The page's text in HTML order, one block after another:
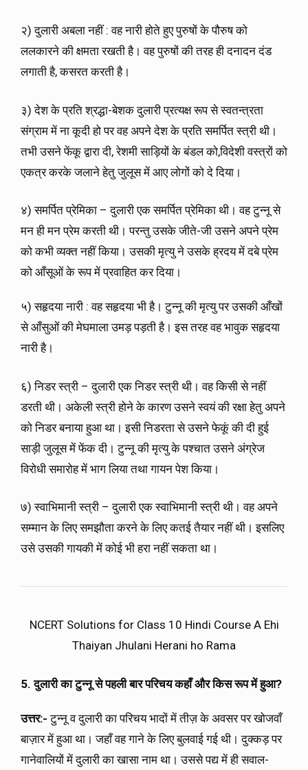
२) दुलारी अबला नहीं : वह नारी होते हुए पुरुषों के पौरुष को
ललकारने की क्षमता रखती है। वह पुरुषों की तरह ही दनादन दंड
लगाती है, कसरत करती है।
३) देश के प्रति श्रद्धा-बेशक दुलारी प्रत्यक्ष रूप से स्वतन्त्रता
संग्राम में ना कूदी हो पर वह अपने देश के प्रति समर्पित स्त्री थी।
तभी उसने फेंकू द्वारा दी, रेशमी साड़ियों के बंडल को,विदेशी वस्त्रों को
एकत्र करके जलाने हेतु जुलूस में आए लोगों को दे दिया।
४) समर्पित प्रेमिका – दुलारी एक समर्पित प्रेमिका थी। वह टुन्नू से
मन ही मन प्रेम करती थी। परन्तु उसके जीते-जी उसने अपने प्रेम
को कभी व्यक्त नहीं किया। उसकी मृत्यु ने उसके ह्रदय में दबे प्रेम
को आँसूओं के रूप में प्रवाहित कर दिया।
५) सहृदया नारी : वह सहृदया भी है। टुन्नू की मृत्यु पर उसकी आँखों
से आँसुओं की मेघमाला उमड़ पड़ती है। इस तरह वह भावुक सहृदया
नारी है।
६) निडर स्त्री – दुलारी एक निडर स्त्री थी। वह किसी से नहीं
डरती थी। अकेली स्त्री होने के कारण उसने स्वयं की रक्षा हेतु अपने
को निडर बनाया हुआ था। इसी निडरता से उसने फेकूं की दी हुई
साड़ी जुलूस में फेंक दी। टुन्नू की मृत्यु के पश्चात उसने अंग्रेज
विरोधी समारोह में भाग लिया तथा गायन पेश किया।
७) स्वाभिमानी स्त्री – दुलारी एक स्वाभिमानी स्त्री थी। वह अपने
सम्मान के लिए समझौता करने के लिए कतई तैयार नहीं थी। इसलिए
उसे उसकी गायकी में कोई भी हरा नहीं सकता था।
NCERT Solutions for Class 10 Hindi Course A Ehi
Thaiyan Jhulani Herani ho Rama
5. दुलारी का टुन्नू से पहली बार परिचय कहाँ और किस रूप में हुआ?
उत्तर:-टुन्नू व दुलारी का परिचय भादों में तीज़ के अवसर पर खोजवाँ
बाज़ार में हुआ था। जहाँ वह गाने के लिए बुलवाई गई थी। दुक्कड़ पर
गानेवालियों में दुलारी का खासा नाम था। उससे पद्य में ही सवाल-